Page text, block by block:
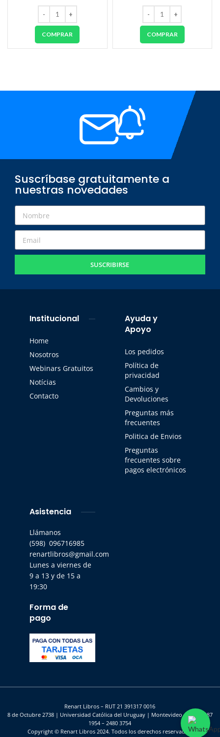
COMPRAR COMPRAR
Suscríbase gratuitamente a
nuestras novedades
SUSCRIBIRSE
Institucional
Home
Nosotros
Webinars Gratuitos
Notícias
Contacto
Ayuda y
Apoyo
Los pedidos
Política de
privacidad
Cambios y
Devoluciones
Preguntas más
frecuentes
Politica de Envios
Preguntas
frecuentes sobre
pagos electrónicos
Asistencia
Llámanos
(598) 096716985
renartlibros@gmail.com
Lunes a viernes de
9 a 13 y de 15 a
19:30
Forma de
pago
Renart Libros – RUT 21 391317 0016
8 de Octubre 2738 | Universidad Católica del Uruguay | Montevideo – UY | 2487
1954 – 2480 3754
Copyright © Renart Libros 2024. Todos los derechos reservados.